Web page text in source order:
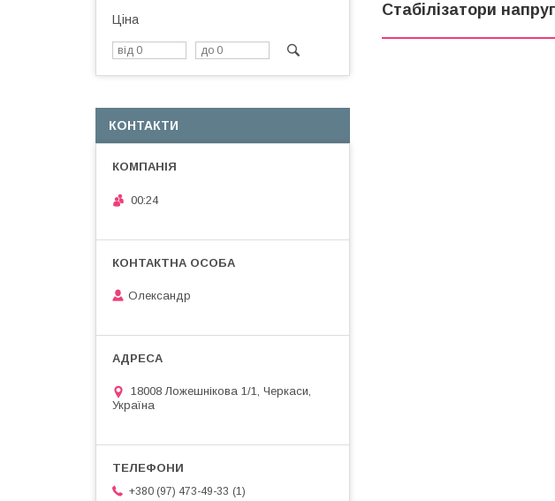
Стабілізатори
Ціна
КОНТАКТИ
00:24
Олександр
18008 Ложешнікова 1/1, Черкаси,
Україна
+380 (97) 473-49-33 1